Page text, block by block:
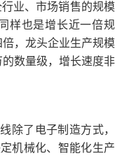
业、市场销售的规模
样也是增长近一倍规
，龙头企业生产规模
数量级，增长速度非
了电子制造方式，
机械化、智能化生产